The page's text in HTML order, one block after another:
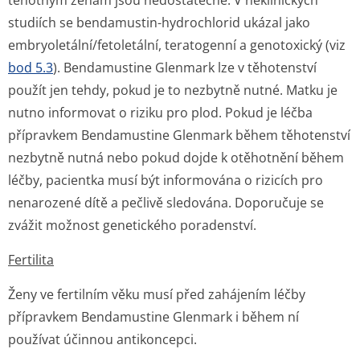
studiích se bendamustin-hydrochlorid ukázal jako
embryoletální/fe­toletální, teratogenní a genotoxický (viz
bod 5.3). Bendamustine Glenmark lze v těhotenství
použít jen tehdy, pokud je to nezbytně nutné. Matku je
nutno informovat o riziku pro plod. Pokud je léčba
přípravkem Bendamustine Glenmark během těhotenství
nezbytně nutná nebo pokud dojde k otěhotnění během
léčby, pacientka musí být informována o rizicích pro
nenarozené dítě a pečlivě sledována. Doporučuje se
zvážit možnost genetického poradenství.
Fertilita
Ženy ve fertilním věku musí před zahájením léčby
přípravkem Bendamustine Glenmark i během ní
používat účinnou antikoncepci.